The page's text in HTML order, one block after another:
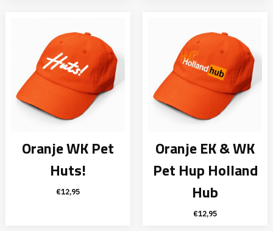
Oranje WK Pet
Huts!
€12,95
Oranje EK & WK
Pet Hup Holland
Hub
€12,95